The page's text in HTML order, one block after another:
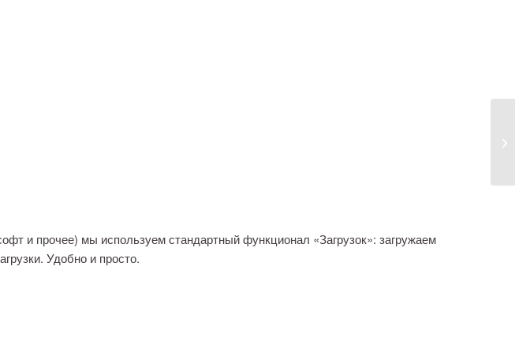
и прочее) мы используем стандартный функционал «Загрузок»: загружаем
Удобно и просто.